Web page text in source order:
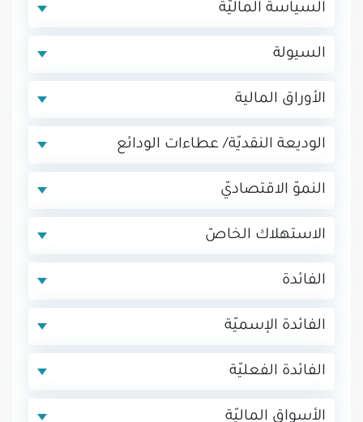
السياسة الماليّة
السيولة
الأوراق المالية
الوديعة النقديّة/ عطاءات الودائع
النموّ الاقتصاديّ
الاستهلاك الخاصّ
الفائدة
الفائدة الإسميّة
الفائدة الفعليّة
الأسواق الماليّة